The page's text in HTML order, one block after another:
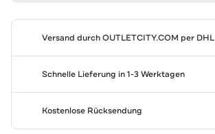
Versand durchOUTLETCITY.COM per DHL
Schnelle Lieferung in 1-3 Werktagen
Kostenlose Rücksendung